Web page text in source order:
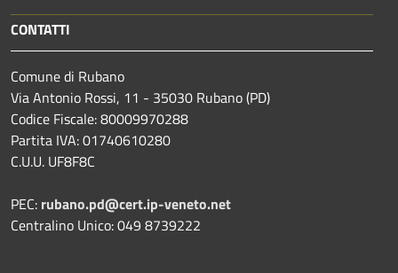
CONTATTI
Comune di Rubano
Via Antonio Rossi, 11 - 35030 Rubano (PD)
Codice Fiscale: 80009970288
Partita IVA: 01740610280
C.U.U. UF8F8C
PEC: rubano.pd@cert.ip-veneto.net
Centralino Unico: 049 8739222